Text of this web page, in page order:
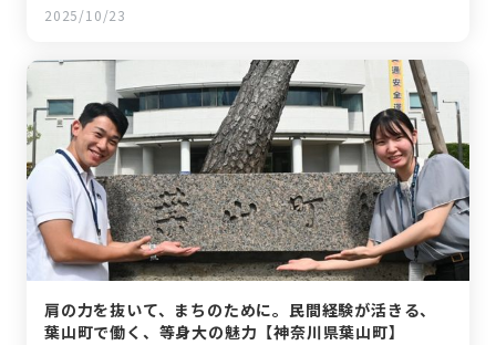
一日
町との一体感が育む、たしかなやりがいと充実のワークライ
2025/10/23
肩の力を抜いて、まちのために。民間経験が活きる、
葉山町で働く、等身大の魅力【神奈川県葉山町】